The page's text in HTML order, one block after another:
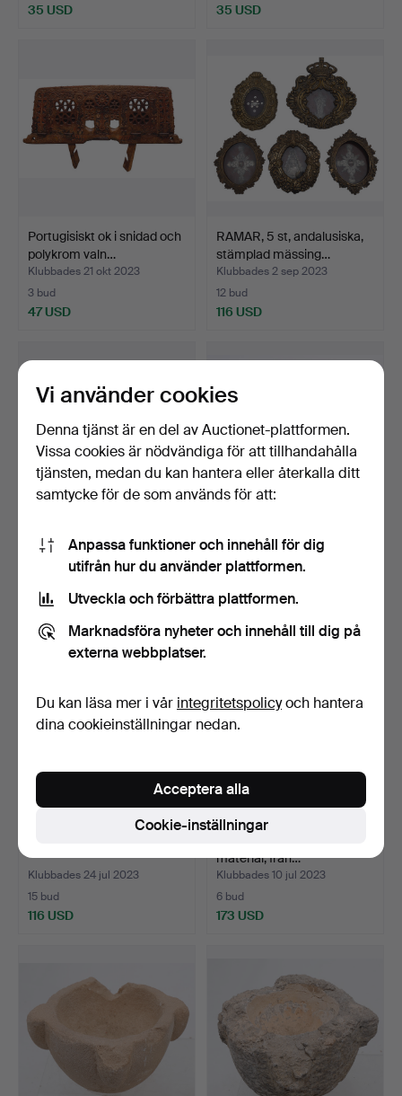
35 USD 35 USD
Portugisiskt ok i snidad och
polykrom valn…
Klubbades 21 okt 2023
3 bud
47 USD
RAMAR, 5 st, andalusiska,
stämplad mässing…
Klubbades 2 sep 2023
12 bud
116 USD
Portugisiskt ok i snidad
valnöt, från slut…
Klubbades 24 aug 2023
8 bud
Ocarina-visselpipor, två
spansk-amerikansk…
Klubbades 15 aug 2023
1 bud
Klubbades 24 jul 2023
15 bud
116 USD
material, från…
Klubbades 10 jul 2023
6 bud
173 USD
Vi använder cookies
Denna tjänst är en del av Auctionet-plattformen.
Vissa cookies är nödvändiga för att tillhandahålla
tjänsten, medan du kan hantera eller återkalla ditt
samtycke för de som används för att:
Anpassa funktioner och innehåll för dig
utifrån hur du använder plattformen.
Utveckla och förbättra plattformen.
Marknadsföra nyheter och innehåll till dig på
externa webbplatser.
Du kan läsa mer i vår integritetspolicyoch hantera
dina cookieinställningar nedan.
Cookie-inställningar
Acceptera alla